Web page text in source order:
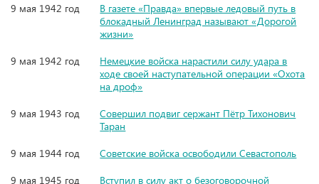
9 мая 1942 год
В газете «Правда» впервые ледовый путь в
блокадный Ленинград называют «Дорогой
жизни»
9 мая 1942 год
Немецкие войска нарастили силу удара в
ходе своей наступательной операции «Охота
на дроф»
9 мая 1943 год
Совершил подвиг сержант Пётр Тихонович
Таран
9 мая 1944 год
Советские войска освободили Севастополь
9 мая 1945 год
Вступил в силу акт о безоговорочной